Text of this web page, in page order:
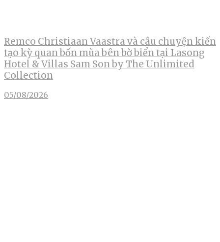
Remco Christiaan Vaastra và câu chuyện kiến
tạo kỳ quan bốn mùa bên bờ biển tại Lasong
Hotel & Villas Sam Son by The Unlimited
Collection
05/08/2026